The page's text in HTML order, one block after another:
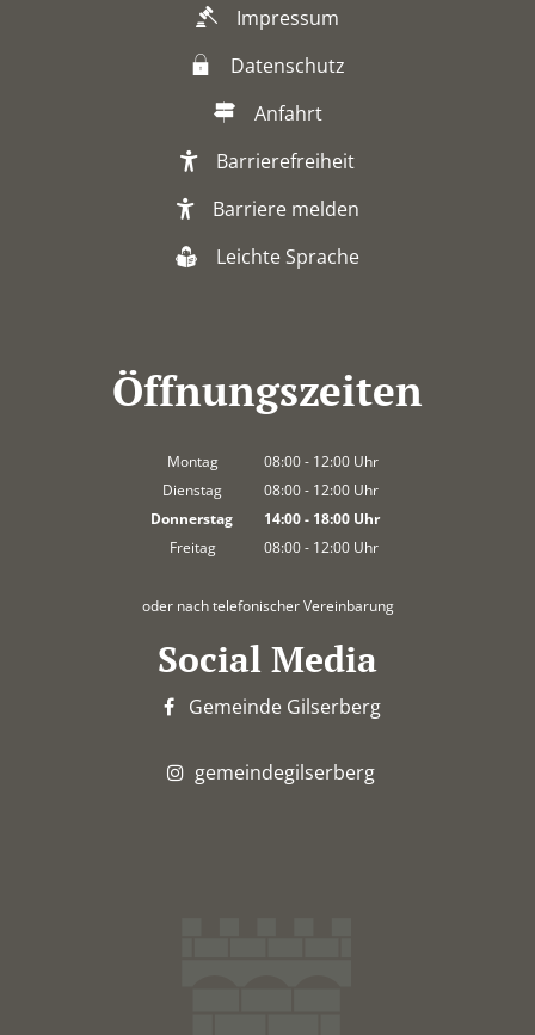
Impressum
Datenschutz
Anfahrt
Barrierefreiheit
Barriere melden
Leichte Sprache
Öffnungszeiten
Montag 08:00- 12:00 Uhr
Von 08:00 bis 12:00 Uhr
Dienstag 08:00- 12:00 Uhr
Von 08:00 bis 12:00 Uhr
Donnerstag 14:00- 18:00Uhr
Von 14:00 bis 18:00 Uhr
Freitag 08:00- 12:00 Uhr
oder nach telefonischer Vereinbarung
Social Media
Gemeinde Gilserberg
gemeindegilserberg